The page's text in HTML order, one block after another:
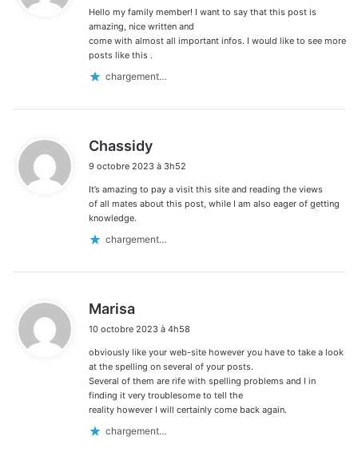
:
Hello my family member! I want to say that this post is
amazing, nice written and
come with almost all important infos. I would like to see more
posts like this .
chargement…
Chassidy
t
:
9 octobre 2023 à 3h52
It’s amazing to pay a visit this site and reading the views
of all mates about this post, while I am also eager of getting
knowledge.
chargement…
Marisa
t
:
10 octobre 2023 à 4h58
obviously like your web-site however you have to take a look
at the spelling on several of your posts.
Several of them are rife with spelling problems and I in
finding it very troublesome to tell the
reality however I will certainly come back again.
chargement…